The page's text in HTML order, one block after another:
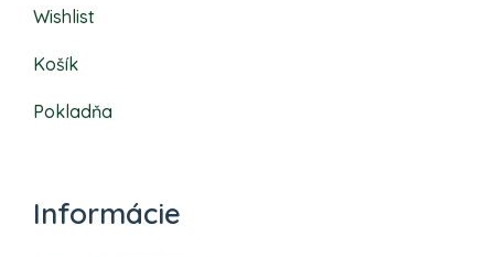
Wishlist
Košík
Pokladňa
Informácie